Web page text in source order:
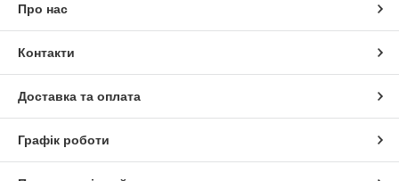
Про нас
Контакти
Доставка та оплата
Графік роботи